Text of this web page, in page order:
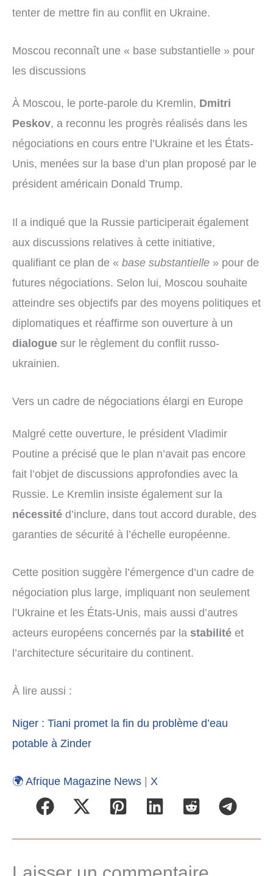
tenter de mettre fin au conflit en Ukraine.
Moscou reconnaît une « base substantielle » pour
les discussions
À Moscou, le porte-parole du Kremlin, Dmitri
Peskov, a reconnu les progrès réalisés dans les
négociations en cours entre l’Ukraine et les États-
Unis, menées sur la base d’un plan proposé par le
président américain Donald Trump.
Il a indiqué que la Russie participerait également
aux discussions relatives à cette initiative,
qualifiant ce plan de « base substantielle » pour de
futures négociations. Selon lui, Moscou souhaite
atteindre ses objectifs par des moyens politiques et
diplomatiques et réaffirme son ouverture à un
dialogue sur le règlement du conflit russo-
ukrainien.
Vers un cadre de négociations élargi en Europe
Malgré cette ouverture, le président Vladimir
Poutine a précisé que le plan n’avait pas encore
fait l’objet de discussions approfondies avec la
Russie. Le Kremlin insiste également sur la
nécessité d’inclure, dans tout accord durable, des
garanties de sécurité à l’échelle européenne.
Cette position suggère l’émergence d’un cadre de
négociation plus large, impliquant non seulement
l’Ukraine et les États-Unis, mais aussi d’autres
acteurs européens concernés par la stabilité et
l’architecture sécuritaire du continent.
À lire aussi :
Niger : Tiani promet la fin du problème d’eau
potable à Zinder
🌍 Afrique Magazine News | X